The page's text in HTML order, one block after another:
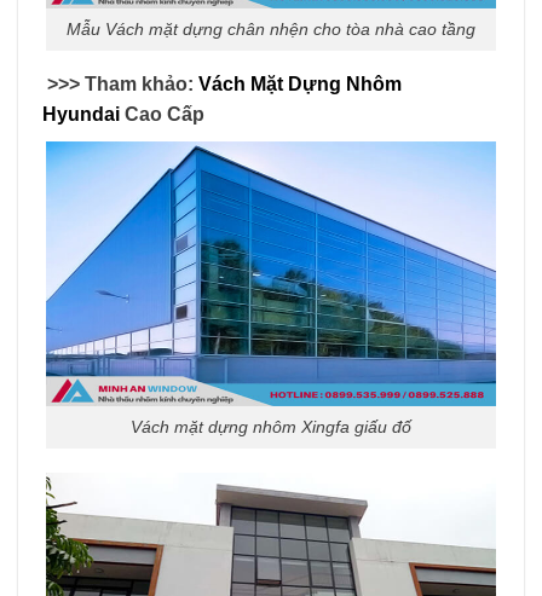
Mẫu Vách mặt dựng chân nhện cho tòa nhà cao tầng
>>> Tham khảo: Vách Mặt Dựng Nhôm
Hyundai Cao Cấp
Vách mặt dựng nhôm Xingfa giấu đố